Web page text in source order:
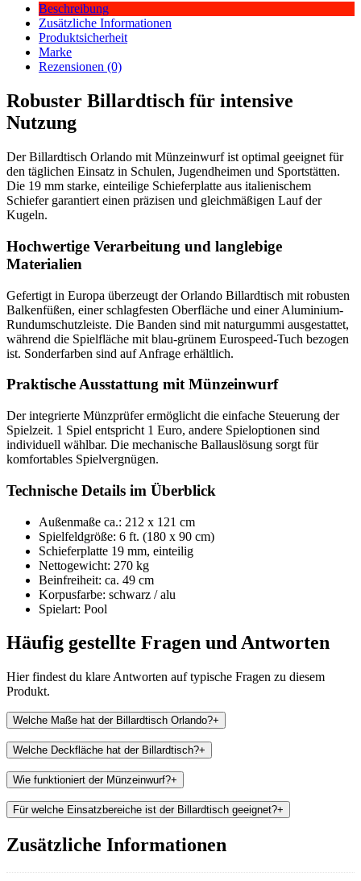
Beschreibung
Zusätzliche Informationen
Produktsicherheit
Marke
Rezensionen (0)
Robuster Billardtisch für intensive
Nutzung
Der Billardtisch Orlando mit Münzeinwurf ist optimal geeignet für
den täglichen Einsatz in Schulen, Jugendheimen und Sportstätten.
Die 19 mm starke, einteilige Schieferplatte aus italienischem
Schiefer garantiert einen präzisen und gleichmäßigen Lauf der
Kugeln.
Hochwertige Verarbeitung und langlebige
Materialien
Gefertigt in Europa überzeugt der Orlando Billardtisch mit robusten
Balkenfüßen, einer schlagfesten Oberfläche und einer Aluminium-
Rundumschutzleiste. Die Banden sind mit naturgummi ausgestattet,
während die Spielfläche mit blau-grünem Eurospeed-Tuch bezogen
ist. Sonderfarben sind auf Anfrage erhältlich.
Praktische Ausstattung mit Münzeinwurf
Der integrierte Münzprüfer ermöglicht die einfache Steuerung der
Spielzeit. 1 Spiel entspricht 1 Euro, andere Spieloptionen sind
individuell wählbar. Die mechanische Ballauslösung sorgt für
komfortables Spielvergnügen.
Technische Details im Überblick
Außenmaße ca.: 212 x 121 cm
Spielfeldgröße: 6 ft. (180 x 90 cm)
Schieferplatte 19 mm, einteilig
Nettogewicht: 270 kg
Beinfreiheit: ca. 49 cm
Korpusfarbe: schwarz / alu
Spielart: Pool
Häufig gestellte Fragen undAntworten
Hier findest du klare Antworten auf typische Fragen zu diesem
Produkt.
Welche Maße hat der Billardtisch Orlando?+
Welche Deckfläche hat der Billardtisch?+
Wie funktioniert der Münzeinwurf?+
Für welche Einsatzbereiche ist der Billardtisch geeignet?+
Zusätzliche Informationen